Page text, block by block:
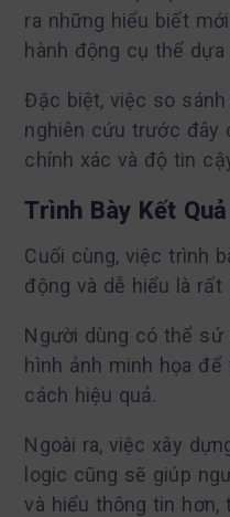
ra những hiểu biết
hành động cụ thể
Đặc biệt, việc so
nghiên cứu trước đây
chính xác và độ tin
Trình Bày Kết Quả
Cuối cùng, việc trình
động và dễ hiểu là rất
Người dùng có thể sử
hình ảnh minh họa
cách hiệu quả.
Ngoài ra, việc xây
logic cũng sẽ giúp
và hiểu thông tin